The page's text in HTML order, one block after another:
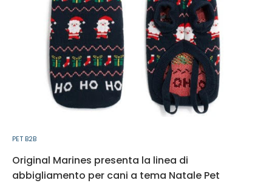
PET B2B
Original Marines presenta la linea di
abbigliamento per cani a tema Natale Pet